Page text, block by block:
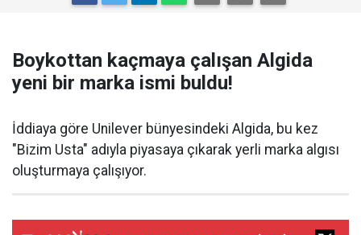
Boykottan kaçmaya çalışan Algida
yeni bir marka ismi buldu!
İddiaya göre Unilever bünyesindeki Algida, bu kez
"Bizim Usta" adıyla piyasaya çıkarak yerli marka algısı
oluşturmaya çalışıyor.